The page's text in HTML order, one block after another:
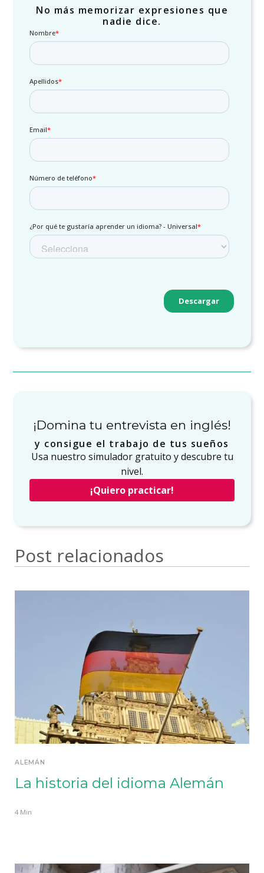
No más memorizar expresiones que
nadie dice.
¡Domina tu entrevista en inglés!
y consigue el trabajo de tus sueños
Usa nuestro simulador gratuito y descubre tu
nivel.
¡Quiero practicar!
Post relacionados
ALEMÁN
La historia del idioma Alemán
4 Min